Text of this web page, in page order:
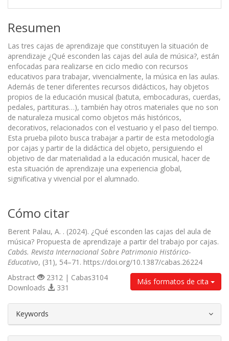
Resumen
Las tres cajas de aprendizaje que constituyen la situación de
aprendizaje ¿Qué esconden las cajas del aula de música?, están
enfocadas para realizarse en ciclo medio con recursos
educativos para trabajar, vivencialmente, la música en las aulas.
Además de tener diferentes recursos didácticos, hay objetos
propios de la educación musical (batuta, embocaduras, cuerdas,
pedales, partituras…), también hay otros materiales que no son
de naturaleza musical como objetos más históricos,
decorativos, relacionados con el vestuario y el paso del tiempo.
Esta prueba piloto busca trabajar a partir de esta metodología
por cajas y partir de la didáctica del objeto, persiguiendo el
objetivo de dar materialidad a la educación musical, hacer de
esta situación de aprendizaje una experiencia global,
significativa y vivencial por el alumnado.
Cómo citar
Berent Palau, A. . (2024). ¿Qué esconden las cajas del aula de
música? Propuesta de aprendizaje a partir del trabajo por cajas.
Cabás. Revista Internacional Sobre Patrimonio Histórico-
Educativo, (31), 54–71. https://doi.org/10.1387/cabas.26224
Más formatos de cita
Abstract
2312 | Cabas3104
Downloads
331
Keywords